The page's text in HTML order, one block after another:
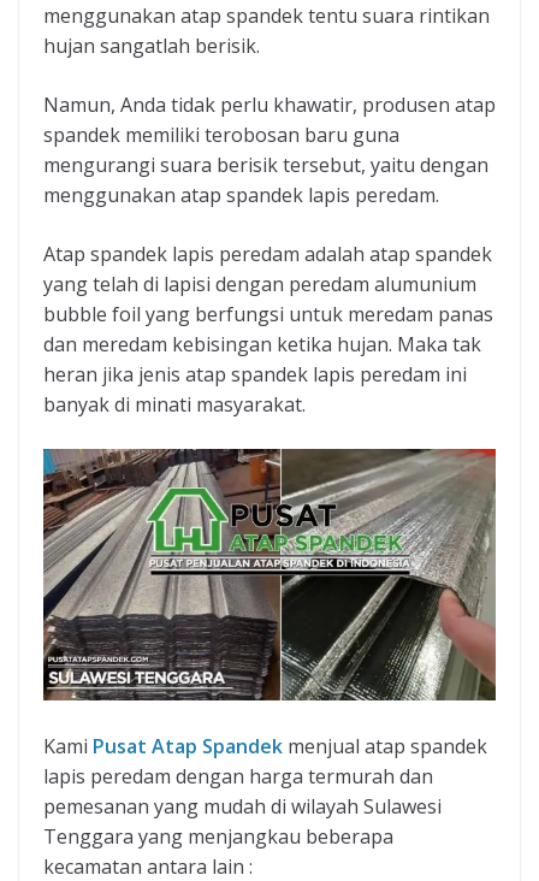
menggunakan atap spandek tentu suara rintikan
hujan sangatlah berisik.
Namun, Anda tidak perlu khawatir, produsen atap
spandek memiliki terobosan baru guna
mengurangi suara berisik tersebut, yaitu dengan
menggunakan atap spandek lapis peredam.
Atap spandek lapis peredam adalah atap spandek
yang telah di lapisi dengan peredam alumunium
bubble foil yang berfungsi untuk meredam panas
dan meredam kebisingan ketika hujan. Maka tak
heran jika jenis atap spandek lapis peredam ini
banyak di minati masyarakat.
Kami Pusat Atap Spandek menjual atap spandek
lapis peredam dengan harga termurah dan
pemesanan yang mudah di wilayah Sulawesi
Tenggara yang menjangkau beberapa
kecamatan antara lain :